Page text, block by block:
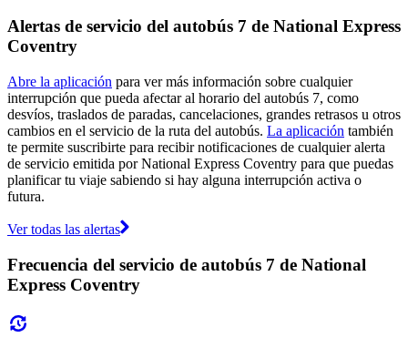
Alertas de servicio del autobús 7 de National Express
Coventry
Abre la aplicación para ver más información sobre cualquier
interrupción que pueda afectar al horario del autobús 7, como
desvíos, traslados de paradas, cancelaciones, grandes retrasos u otros
cambios en el servicio de la ruta del autobús. La aplicación también
te permite suscribirte para recibir notificaciones de cualquier alerta
de servicio emitida por National Express Coventry para que puedas
planificar tu viaje sabiendo si hay alguna interrupción activa o
futura.
Ver todas las alertas
Frecuencia del servicio de autobús 7 de National
Express Coventry